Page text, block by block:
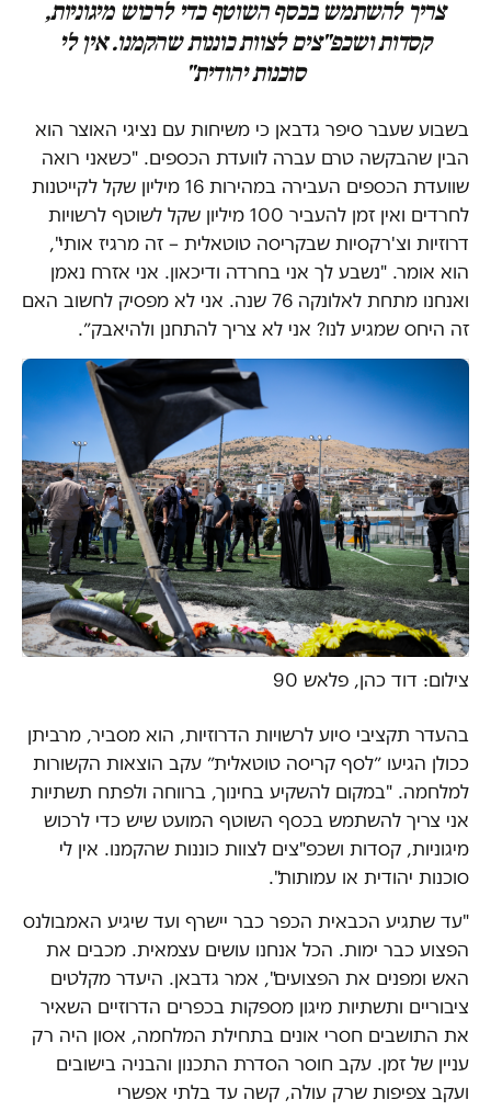
צריך להשתמש בכסף השוטף כדי לרכוש מיגוניות,
קסדות ושכפ"צים לצוות כוננות שהקמנו. אין לי
סוכנות יהודית"
בשבוע שעבר סיפר גדבאן כי משיחות עם נציגי האוצר הוא
הבין שהבקשה טרם עברה לוועדת הכספים. "כשאני רואה
שוועדת הכספים העבירה במהירות 16 מיליון שקל לקייטנות
לחרדים ואין זמן להעביר 100 מיליון שקל לשוטף לרשויות
דרוזיות וצ'רקסיות שבקריסה טוטאלית – זה מרגיז אותי",
הוא אומר. "נשבע לך אני בחרדה ודיכאון. אני אזרח נאמן
ואנחנו מתחת לאלונקה 76 שנה. אני לא מפסיק לחשוב האם
זה היחס שמגיע לנו? אני לא צריך להתחנן ולהיאבק״.
צילום: דוד כהן, פלאש 90
בהעדר תקציבי סיוע לרשויות הדרוזיות, הוא מסביר, מרביתן
ככולן הגיעו ״לסף קריסה טוטאלית״ עקב הוצאות הקשורות
למלחמה. "במקום להשקיע בחינוך, ברווחה ולפתח תשתיות
אני צריך להשתמש בכסף השוטף המועט שיש כדי לרכוש
מיגוניות, קסדות ושכפ"צים לצוות כוננות שהקמנו. אין לי
סוכנות יהודית או עמותות".
"עד שתגיע הכבאית הכפר כבר יישרף ועד שיגיע האמבולנס
הפצוע כבר ימות. הכל אנחנו עושים עצמאית. מכבים את
האש ומפנים את הפצועים", אמר גדבאן. היעדר מקלטים
ציבוריים ותשתיות מיגון מספקות בכפרים הדרוזיים השאיר
את התושבים חסרי אונים בתחילת המלחמה, אסון היה רק
עניין של זמן. עקב חוסר הסדרת התכנון והבניה בישובים
ועקב צפיפות שרק עולה, קשה עד בלתי אפשרי